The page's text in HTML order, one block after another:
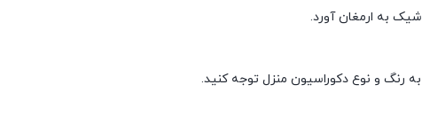
به ارمغان آورد.
رنگ و نوع دکوراسیون منزل توجه کنید.